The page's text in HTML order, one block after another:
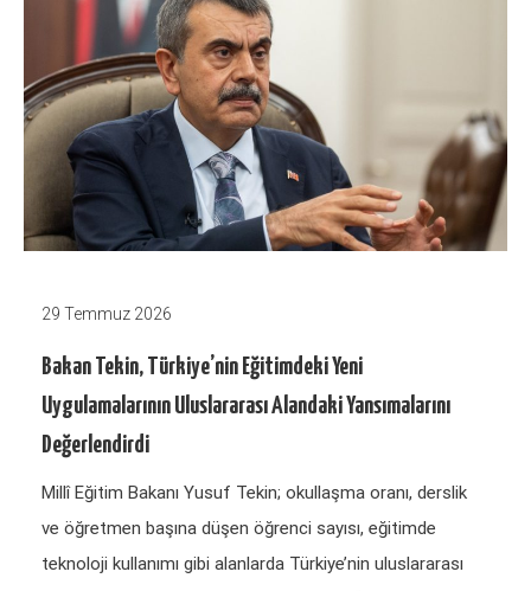
29 Temmuz 2026
Bakan Tekin, Türkiye’nin Eğitimdeki Yeni
Uygulamalarının Uluslararası Alandaki Yansımalarını
Değerlendirdi
Millî Eğitim Bakanı Yusuf Tekin; okullaşma oranı, derslik
ve öğretmen başına düşen öğrenci sayısı, eğitimde
teknoloji kullanımı gibi alanlarda Türkiye’nin uluslararası